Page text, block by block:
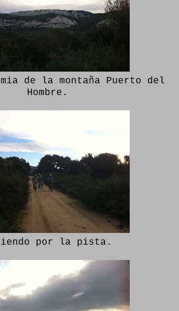
de la montaña Puerto del
Hombre.
por la pista.